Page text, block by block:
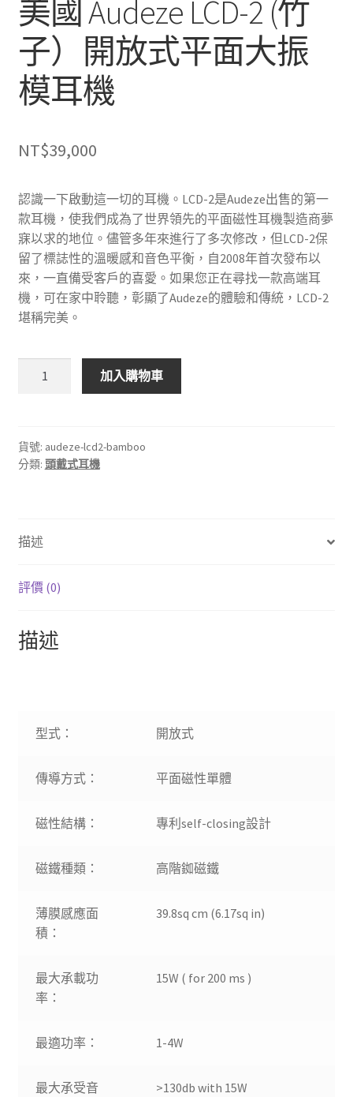
美國 Audeze LCD-2 (竹
子）開放式平面大振
模耳機
NT$39,000
認識一下啟動這一切的耳機。LCD-2是Audeze出售的第一
款耳機，使我們成為了世界領先的平面磁性耳機製造商夢
寐以求的地位。儘管多年來進行了多次修改，但LCD-2保
留了標誌性的溫暖感和音色平衡，自2008年首次發布以
來，一直備受客戶的喜愛。如果您正在尋找一款高端耳
機，可在家中聆聽，彰顯了Audeze的體驗和傳統，LCD-2
堪稱完美。
2
(竹
式
面
模
加入購物車
貨號: audeze-lcd2-bamboo
分類: 頭戴式耳機
描述
評價 (0)
描述
型式： 開放式
傳導方式： 平面磁性單體
磁性結構： 專利self-closing設計
磁鐵種類： 高階銣磁鐵
薄膜感應面
積：
39.8sq cm (6.17sq in)
最大承載功
率：
15W ( for 200 ms )
最適功率： 1-4W
最大承受音
>130db with 15W